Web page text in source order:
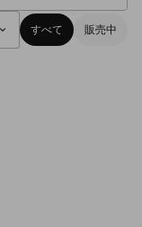
すべて 販売中